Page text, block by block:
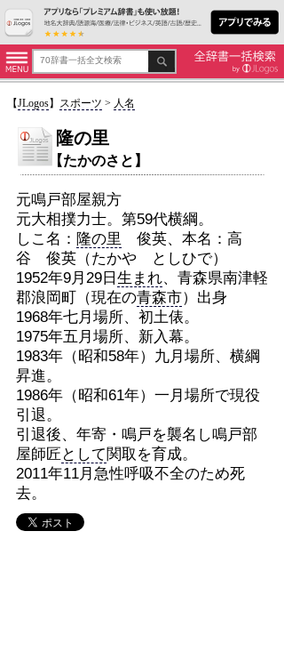
【JLogos】 スポーツ > 人名
隆の里
【たかのさと】
元鳴戸部屋親方
元大相撲力士。第59代横綱。
しこ名： 隆の里 俊英、本名：高
谷 俊英（たかや としひで）
1952年9月29日 生まれ、青森県南津軽
郡浪岡町（現在の青森市）出身
1968年七月場所、初土俵。
1975年五月場所、新入幕。
1983年（昭和58年）九月場所、横綱
昇進。
1986年（昭和61年）一月場所で現役
引退。
引退後、年寄・鳴戸を襲名し鳴戸部
屋師匠 として関取を育成。
2011年11月急性呼吸不全のため死
去。